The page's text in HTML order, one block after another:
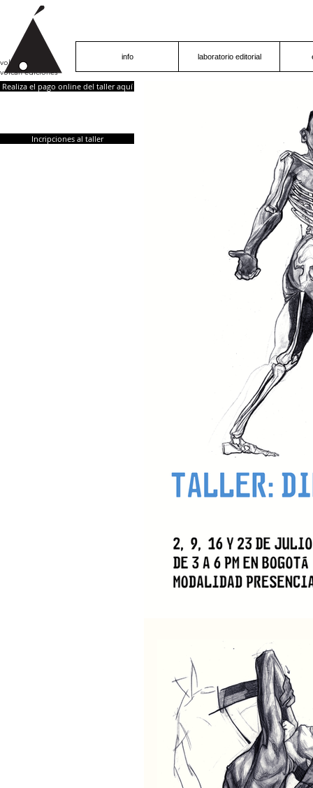
info laboratorio editorial
Realiza el pago online del taller aquí
Incripciones al taller
volcán proyecto
volcán ediciones